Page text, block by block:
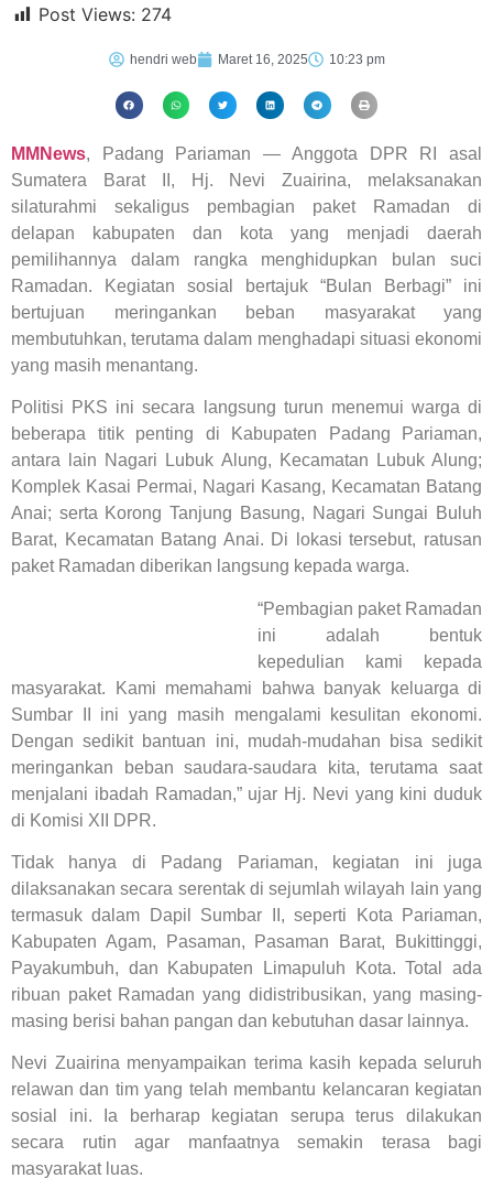
Post Views: 274
hendri web Maret 16, 2025 10:23 pm
MMNews, Padang Pariaman — Anggota DPR RI asal
Sumatera Barat II, Hj. Nevi Zuairina, melaksanakan
silaturahmi sekaligus pembagian paket Ramadan di
delapan kabupaten dan kota yang menjadi daerah
pemilihannya dalam rangka menghidupkan bulan suci
Ramadan. Kegiatan sosial bertajuk “Bulan Berbagi” ini
bertujuan meringankan beban masyarakat yang
membutuhkan, terutama dalam menghadapi situasi ekonomi
yang masih menantang.
Politisi PKS ini secara langsung turun menemui warga di
beberapa titik penting di Kabupaten Padang Pariaman,
antara lain Nagari Lubuk Alung, Kecamatan Lubuk Alung;
Komplek Kasai Permai, Nagari Kasang, Kecamatan Batang
Anai; serta Korong Tanjung Basung, Nagari Sungai Buluh
Barat, Kecamatan Batang Anai. Di lokasi tersebut, ratusan
paket Ramadan diberikan langsung kepada warga.
“Pembagian paket Ramadan
ini adalah bentuk
kepedulian kami kepada
masyarakat. Kami memahami bahwa banyak keluarga di
Sumbar II ini yang masih mengalami kesulitan ekonomi.
Dengan sedikit bantuan ini, mudah-mudahan bisa sedikit
meringankan beban saudara-saudara kita, terutama saat
menjalani ibadah Ramadan,” ujar Hj. Nevi yang kini duduk
di Komisi XII DPR.
Tidak hanya di Padang Pariaman, kegiatan ini juga
dilaksanakan secara serentak di sejumlah wilayah lain yang
termasuk dalam Dapil Sumbar II, seperti Kota Pariaman,
Kabupaten Agam, Pasaman, Pasaman Barat, Bukittinggi,
Payakumbuh, dan Kabupaten Limapuluh Kota. Total ada
ribuan paket Ramadan yang didistribusikan, yang masing-
masing berisi bahan pangan dan kebutuhan dasar lainnya.
Nevi Zuairina menyampaikan terima kasih kepada seluruh
relawan dan tim yang telah membantu kelancaran kegiatan
sosial ini. Ia berharap kegiatan serupa terus dilakukan
secara rutin agar manfaatnya semakin terasa bagi
masyarakat luas.